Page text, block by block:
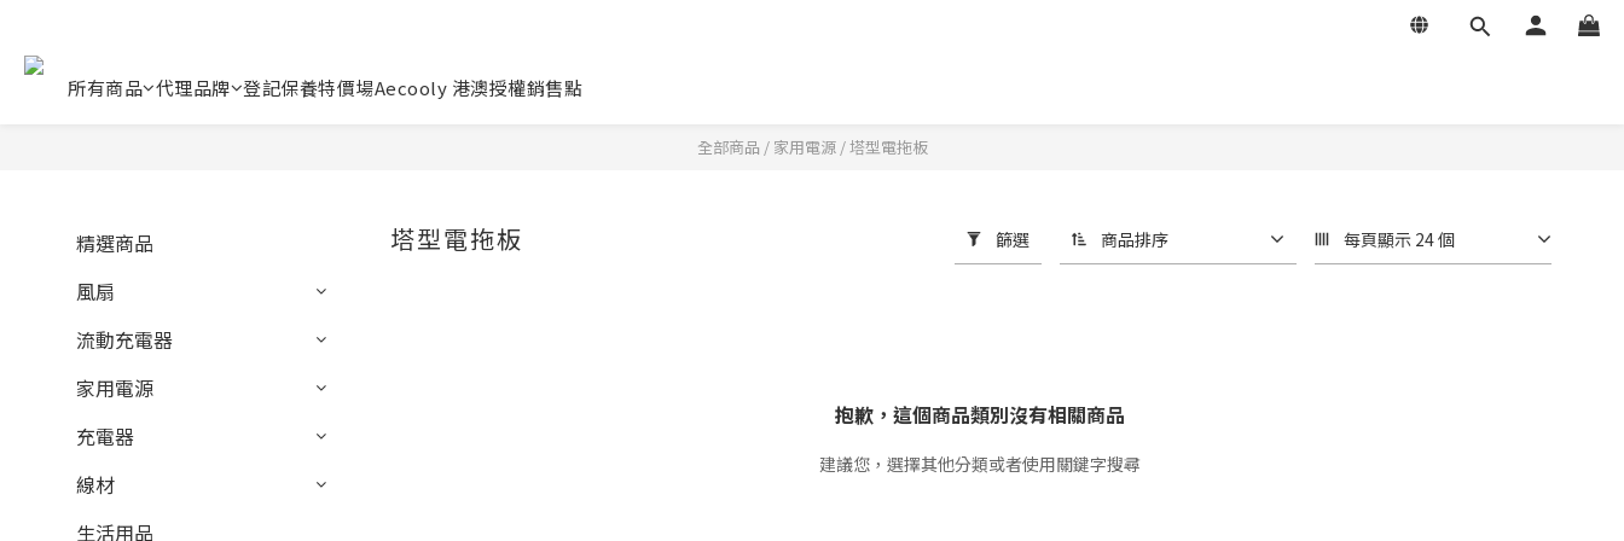
所有商品 代理品牌 登記保養特價場Aecooly 港澳授權銷售點
全部商品 / 家用電源/塔型電拖板
精選商品
風扇
流動充電器
家用電源
充電器
線材
生活用品
塔型電拖板 篩選 商品排序 每頁顯示 24 個
抱歉，這個商品類別沒有相關商品
建議您，選擇其他分類或者使用關鍵字搜尋